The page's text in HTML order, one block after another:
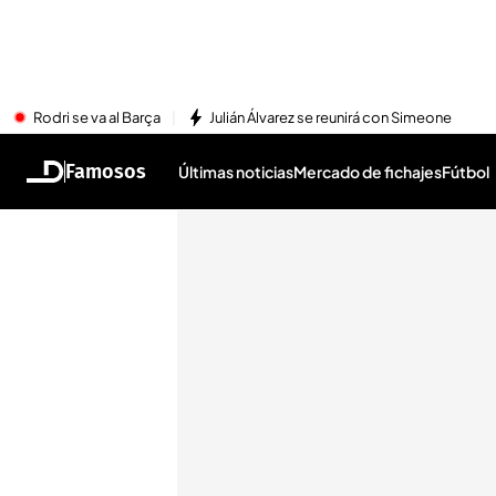
Rodri se va al Barça Julián Álvarez se reunirá con Simeone
Famosos Últimas noticiasMercado de fichajesFútbol